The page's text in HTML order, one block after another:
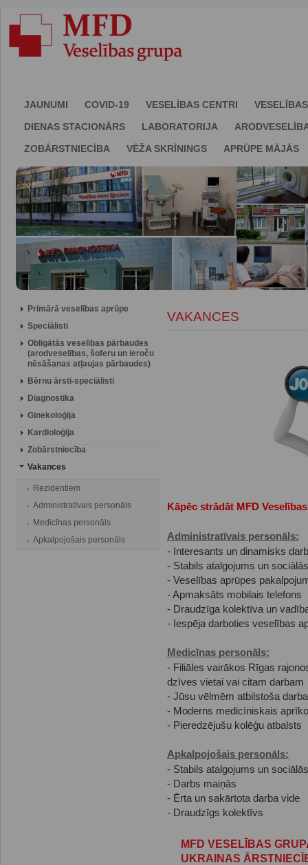
JAUNUMI COVID-19 VESELĪBAS CENTRI
DIENAS STACIONĀRS
LABORATORIJA
ZOBĀRSTNIECĪBA
VĒŽA SKRĪNINGS APRŪPE MĀJĀS
Primārā veselības aprūpe
Speciālisti
Obligātās veselības pārbaudes
(arodveselības, šoferu un ieroču
nēsāšanas atļaujas pārbaudes)
Bērnu ārsti-speciālisti
Diagnostika
Ginekoloģija
Kardioloģija
Zobārstniecība
Vakances
Rezidentiem
Administratīvais personāls
Medicīnas personāls
Apkalpojošais personāls
VAKANCES
Kāpēc strādāt MFD
Administratīvais personāls:
- Interesants un dinamisks
- Stabils atalgojums un
- Veselības aprūpes
- Apmaksāts mobilais telefons
- Draudzīga kolektīva un
- Iespēja darboties veselības
Medicīnas personāls:
- Filiāles vairākos Rīgas
dzīves vietai vai citam darbam
- Jūsu vēlmēm atbilstoša
- Moderns medicīniskais
- Pieredzējušu kolēģu atbalsts
Apkalpojošais personāls:
- Stabils atalgojums un
- Darbs maiņās
- Ērta un sakārtota darba vide
- Draudzīgs kolektīvs
MFD VESELĪBAS
UKRAINAS